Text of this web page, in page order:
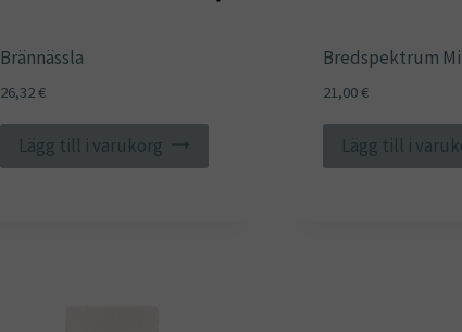
Brännässla
26,32€
Lägg till i varukorg
Bredspektrum
21,00€
Lägg till i